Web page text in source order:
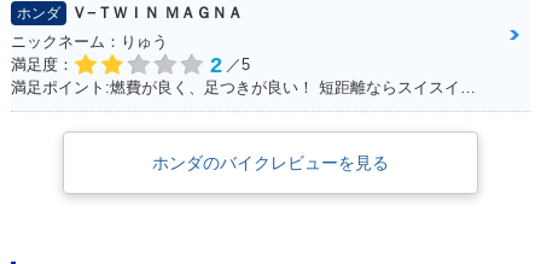
ホンダ
Ｖ−ＴＷＩＮ ＭＡＧＮＡ
ニックネーム：りゅう
満足度：
2 ／5
満足ポイント:燃費が良く、足つきが良い！ 短距離ならスイスイいけます！ パーツもたくさんあるのでカスタマイズしやすいです。
ホンダのバイクレビューを見る